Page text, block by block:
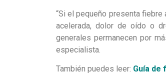
“Si el pequeño presenta
acelerada, dolor de oído o
generales permanecen por
especialista.
También puedes leer: Guía de